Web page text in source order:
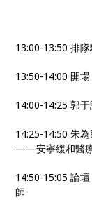
13:00-13:50 排
13:50-14:00 開
14:00-14:25 郭
14:25-14:50 朱
——安寧緩和醫
14:50-15:05 論
師